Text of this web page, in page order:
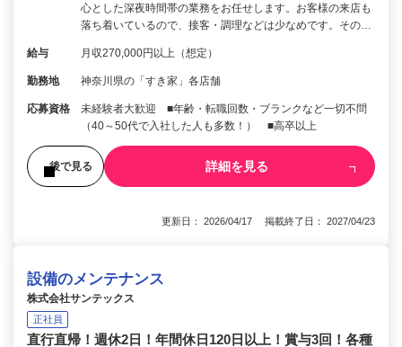
心とした深夜時間帯の業務をお任せします。お客様の来店も
落ち着いているので、接客・調理などは少なめです。その…
給与 月収270,000円以上（想定）
勤務地 神奈川県の「すき家」各店舗
応募資格
未経験者大歓迎 ■年齢・転職回数・ブランクなど一切不問
（40～50代で入社した人も多数！） ■高卒以上
後で見る 詳細を見る
更新日： 2026/04/17 掲載終了日： 2027/04/23
設備のメンテナンス
株式会社サンテックス
正社員
直行直帰！週休2日！年間休日120日以上！賞与3回！各種